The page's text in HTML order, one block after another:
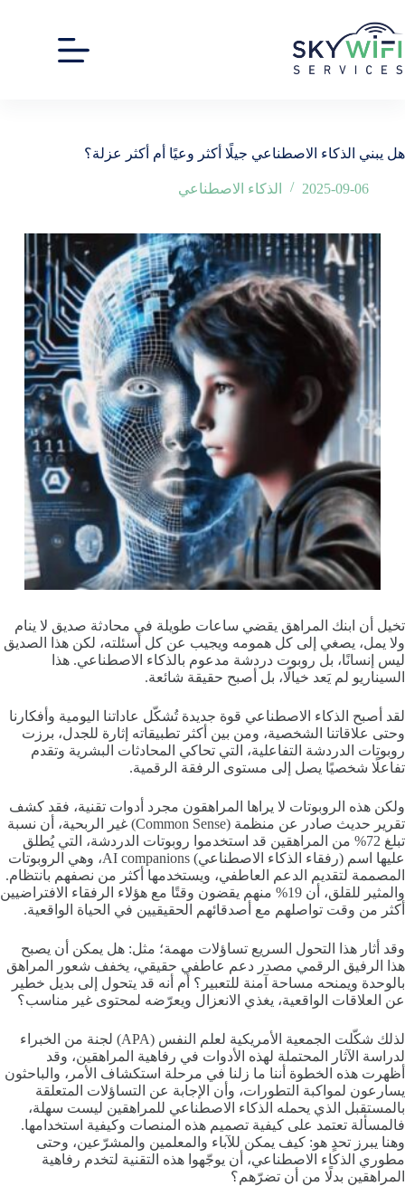
إلى
المحتوى
هل يبني الذكاء الاصطناعي جيلًا أكثر وعيًا أم أكثر عزلة؟
2025-09-06 الذكاء الاصطناعي
تخيل أن ابنك المراهق يقضي ساعات طويلة في محادثة صديق لا ينام
ولا يمل، يصغي إلى كل همومه ويجيب عن كل أسئلته، لكن هذا الصديق
ليس إنسانًا، بل روبوت دردشة مدعوم بالذكاء الاصطناعي. هذا
السيناريو لم يَعد خيالًا، بل أصبح حقيقة شائعة.
لقد أصبح الذكاء الاصطناعي قوة جديدة تُشكّل عاداتنا اليومية وأفكارنا
وحتى علاقاتنا الشخصية، ومن بين أكثر تطبيقاته إثارة للجدل، برزت
روبوتات الدردشة التفاعلية، التي تحاكي المحادثات البشرية وتقدم
تفاعلًا شخصيًا يصل إلى مستوى الرفقة الرقمية.
ولكن هذه الروبوتات لا يراها المراهقون مجرد أدوات تقنية، فقد كشف
تقرير حديث صادر عن منظمة (Common Sense) غير الربحية، أن نسبة
تبلغ 72% من المراهقين قد استخدموا روبوتات الدردشة، التي يُطلق
عليها اسم (رفقاء الذكاء الاصطناعي) AI companions، وهي الروبوتات
المصممة لتقديم الدعم العاطفي، ويستخدمها أكثر من نصفهم بانتظام.
والمثير للقلق، أن 19% منهم يقضون وقتًا مع هؤلاء الرفقاء الافتراضيين
أكثر من وقت تواصلهم مع أصدقائهم الحقيقيين في الحياة الواقعية.
وقد أثار هذا التحول السريع تساؤلات مهمة؛ مثل: هل يمكن أن يصبح
هذا الرفيق الرقمي مصدر دعم عاطفي حقيقي، يخفف شعور المراهق
بالوحدة ويمنحه مساحة آمنة للتعبير؟ أم أنه قد يتحول إلى بديل خطير
عن العلاقات الواقعية، يغذي الانعزال ويعرّضه لمحتوى غير مناسب؟
لذلك شكّلت الجمعية الأمريكية لعلم النفس (APA) لجنة من الخبراء
لدراسة الآثار المحتملة لهذه الأدوات في رفاهية المراهقين، وقد
أظهرت هذه الخطوة أننا ما زلنا في مرحلة استكشاف الأمر، والباحثون
يسارعون لمواكبة التطورات، وأن الإجابة عن التساؤلات المتعلقة
بالمستقبل الذي يحمله الذكاء الاصطناعي للمراهقين ليست سهلة،
فالمسألة تعتمد على كيفية تصميم هذه المنصات وكيفية استخدامها.
وهنا يبرز تحدٍ هو: كيف يمكن للآباء والمعلمين والمشرّعين، وحتى
مطوري الذكاء الاصطناعي، أن يوجّهوا هذه التقنية لتخدم رفاهية
المراهقين بدلًا من أن تضرّهم؟